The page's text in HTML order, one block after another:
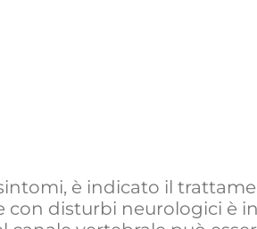
è indicato il
con disturbi neurologici è